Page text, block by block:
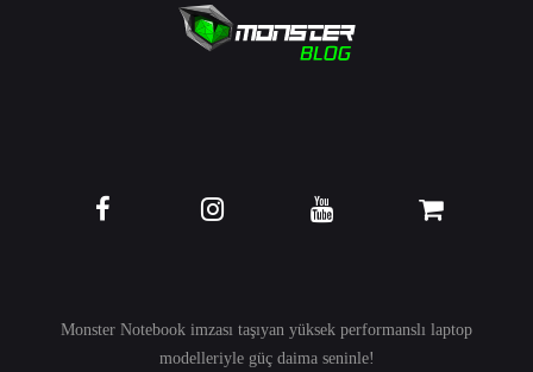
Monster Notebook imzası taşıyan yüksek performanslı laptop
modelleriyle güç daima seninle!